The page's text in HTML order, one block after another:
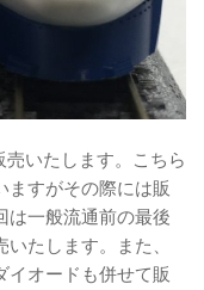
売いたします。こちら
ますがその際には販
は一般流通前の最後
たします。また、
イオードも併せて販